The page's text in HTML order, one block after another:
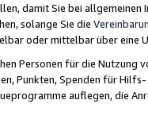
damit Sie bei
solange Sie die
oder mittelbar über eine
Personen für die Nutzung
Punkten, Spenden für
auflegen, die